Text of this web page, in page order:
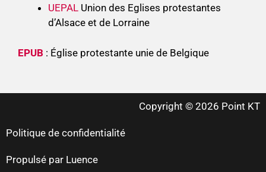
UEPAL Union des Eglises protestantes
d’Alsace et de Lorraine
EPUB : Église protestante unie de Belgique
Copyright © 2026 Point KT
Politique de confidentialité
Propulsé par Luence